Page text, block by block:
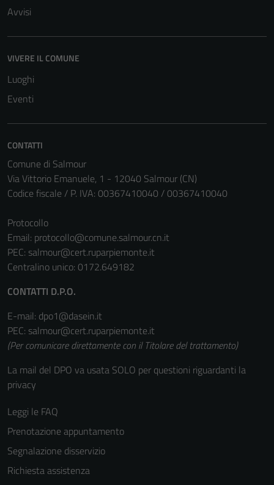
Avvisi
VIVERE IL COMUNE
Luoghi
Eventi
CONTATTI
Comune di Salmour
Via Vittorio Emanuele, 1 - 12040 Salmour (CN)
Codice fiscale / P. IVA: 00367410040 / 00367410040
Protocollo
Email: protocollo@comune.salmour.cn.it
PEC: salmour@cert.ruparpiemonte.it
Centralino unico: 0172.649182
CONTATTI D.P.O.
E-mail: dpo1@dasein.it
PEC: salmour@cert.ruparpiemonte.it
(Per comunicare direttamente con il Titolare del trattamento)
La mail del DPO va usata SOLO per questioni riguardanti la
privacy
Leggi le FAQ
Prenotazione appuntamento
Segnalazione disservizio
Richiesta assistenza
essere